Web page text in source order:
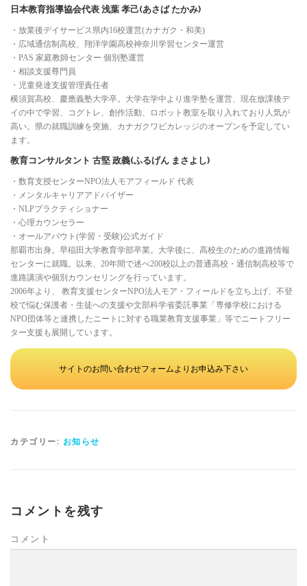
日本教育指導協会代表 浅葉 孝己(あさば たかみ)
・放業後デイサービス県内16校運営(カナガク・和美)
・広域通信制高校、翔洋学園高校神奈川学習センター運営
・PAS 家庭教師センター 個別塾運営
・相談支援尊門員
・児童発達支援管理責任者
横須賀高校、慶應義塾大学卒。大学在学中より進学塾を運営、現在放課後デ
イの中で学習、コグトレ、創作活動、ロポット教室を取り入れており人気が
高い。県の就職訓練を突施、カナガクワビカレッジのオープンを予定してい
ます。
教育コンサルタント 古堅 政義(ふるげん まさよし)
・数育支授センターNPO法人モアフィールド 代表
・メンタルキャリアアドバイザー
・NLPプラクティショナー
・心理カウンセラー
・オールアバウト(学習・受験)公式ガイド
那覇市出身。早稲田大学教育学部卒業。大学後に、高校生のための進路情報
センターに就職。以来、20年間で述べ200校以上の普通高校・通信制高校等で
進路講演や個別カウンセリングを行っています。
2006年より、 教育支援センターNPO法人モア・フィールドを立ち上げ、不登
校で悩む保護者・生徒への支援や文部科学省委託事業「専修学校における
NPO団体等と連携したニートに対する職業教育支援事業」等でニートフリー
ター支援も展開しています。
サイトのお問い合わせフォームよりお申込み下さい
カテゴリー: お知らせ
コメントを残す
コメント